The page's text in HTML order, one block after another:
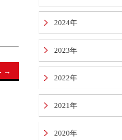
2024年
2023年
2022年
2021年
2020年